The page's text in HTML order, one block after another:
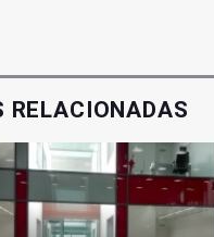
RELACIONADAS